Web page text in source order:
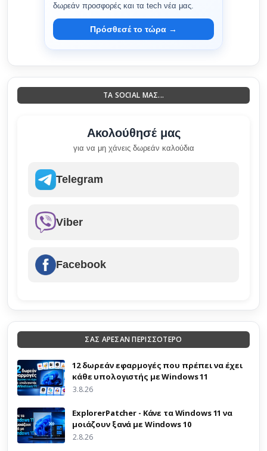
δωρεάν προσφορές και τα tech νέα μας.
Πρόσθεσέ το τώρα →
ΤΑ SOCIAL ΜΑΣ...
Ακολούθησέ μας
για να μη χάνεις δωρεάν καλούδια
Telegram
Viber
Facebook
ΣΑΣ ΑΡΕΣΑΝ ΠΕΡΙΣΣΟΤΕΡΟ
12 δωρεάν εφαρμογές που πρέπει να έχει
κάθε υπολογιστής με Windows 11
3.8.26
ExplorerPatcher - Κάνε τα Windows 11 να
μοιάζουν ξανά με Windows 10
2.8.26